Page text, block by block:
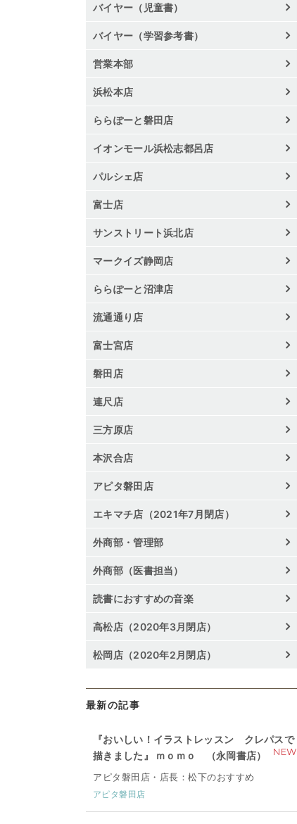
バイヤー（児童書）
バイヤー（学習参考書）
営業本部
浜松本店
ららぽーと磐田店
イオンモール浜松志都呂店
パルシェ店
富士店
サンストリート浜北店
マークイズ静岡店
ららぽーと沼津店
流通通り店
富士宮店
磐田店
連尺店
三方原店
本沢合店
アピタ磐田店
エキマチ店（2021年7月閉店）
外商部・管理部
外商部（医書担当）
読書におすすめの音楽
高松店（2020年3月閉店）
松岡店（2020年2月閉店）
最新の記事
『おいしい！イラストレッスン クレパスで
描きました』 ｍｏｍｏ （永岡書店）
NEW
アピタ磐田店・店長：松下のおすすめ
アピタ磐田店